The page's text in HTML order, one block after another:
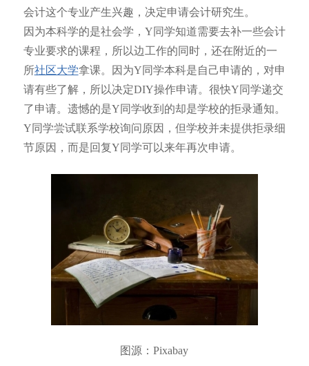
会计这个专业产生兴趣，决定申请会计研究生。
因为本科学的是社会学，Y同学知道需要去补一些会计
专业要求的课程，所以边工作的同时，还在附近的一
所社区大学拿课。因为Y同学本科是自己申请的，对申
请有些了解，所以决定DIY操作申请。很快Y同学递交
了申请。遗憾的是Y同学收到的却是学校的拒录通知。
Y同学尝试联系学校询问原因，但学校并未提供拒录细
节原因，而是回复Y同学可以来年再次申请。
图源：Pixabay